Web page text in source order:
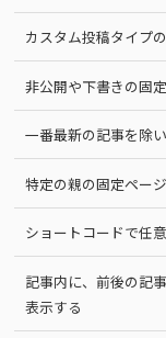
カスタム投稿タイプ
非公開や下書きの固
一番最新の記事を除
特定の親の固定ペー
ショートコードで任
記事内に、前後の記
表示する